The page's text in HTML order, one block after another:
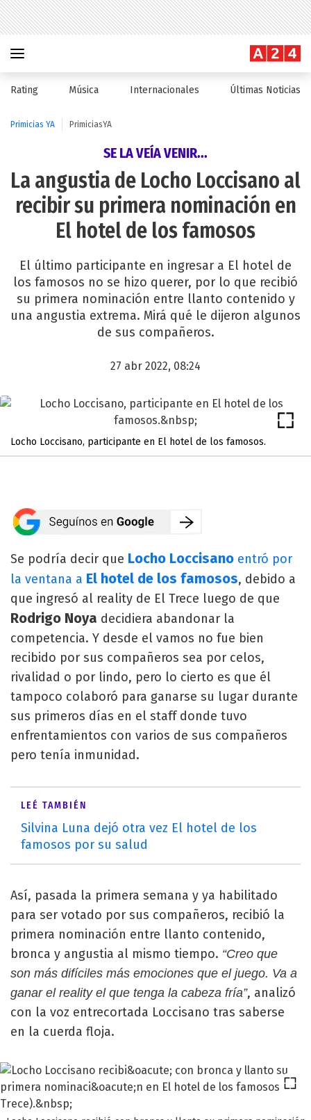
Rating Música Internacionales Últimas Noticias
Primicias YA PrimiciasYA
SE LA VEÍA VENIR...
La angustia de Locho Loccisano al
recibir su primera nominación en
El hotel de los famosos
El último participante en ingresar a El hotel de
los famosos no se hizo querer, por lo que recibió
su primera nominación entre llanto contenido y
una angustia extrema. Mirá qué le dijeron algunos
de sus compañeros.
27 abr 2022, 08:24
Locho Loccisano, participante en El hotel de los famosos.
Se podría decir que Locho Loccisano entró por
la ventana a El hotel de los famosos, debido a
que ingresó al reality de El Trece luego de que
Rodrigo Noya decidiera abandonar la
competencia. Y desde el vamos no fue bien
recibido por sus compañeros sea por celos,
rivalidad o por lindo, pero lo cierto es que él
tampoco colaboró para ganarse su lugar durante
sus primeros días en el staff donde tuvo
enfrentamientos con varios de sus compañeros
pero tenía inmunidad.
LEÉ TAMBIÉN
Silvina Luna dejó otra vez El hotel de los
famosos por su salud
Así, pasada la primera semana y ya habilitado
para ser votado por sus compañeros, recibió la
primera nominación entre llanto contenido,
bronca y angustia al mismo tiempo. “Creo que
son más difíciles más emociones que el juego. Va a
ganar el reality el que tenga la cabeza fría”, analizó
con la voz entrecortada Loccisano tras saberse
en la cuerda floja.